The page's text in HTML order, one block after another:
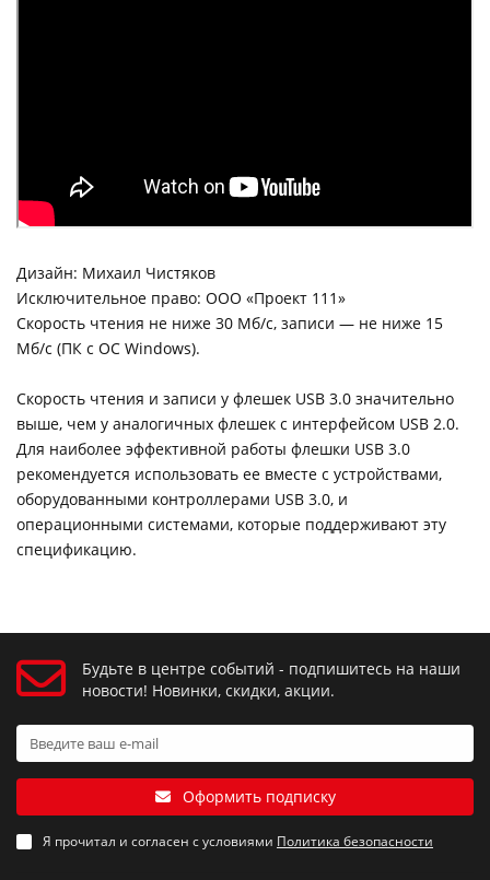
Дизайн: Михаил Чистяков
Исключительное право: ООО «Проект 111»
Скорость чтения не ниже 30 Мб/с, записи — не ниже 15
Мб/с (ПК с ОС Windows).
Скорость чтения и записи у флешек USB 3.0 значительно
выше, чем у аналогичных флешек с интерфейсом USB 2.0.
Для наиболее эффективной работы флешки USB 3.0
рекомендуется использовать ее вместе с устройствами,
оборудованными контроллерами USB 3.0, и
операционными системами, которые поддерживают эту
спецификацию.
Будьте в центре событий - подпишитесь на наши
новости! Новинки, скидки, акции.
Оформить подписку
Я прочитал и согласен с условиями Политика безопасности